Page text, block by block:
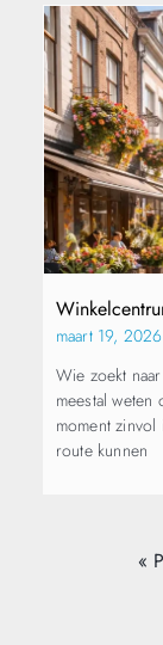
maart 19, 2026
Wie zoekt
meestal
moment
route kunnen
«